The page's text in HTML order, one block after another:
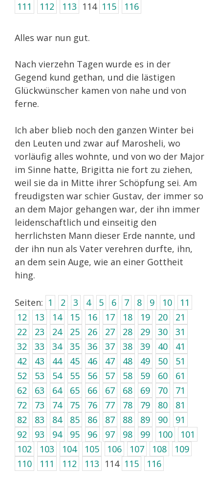
111
112 113 114 115 116
Alles war nun gut.
Nach vierzehn Tagen wurde es in der
Gegend kund gethan, und die lästigen
Glückwünscher kamen von nahe und von
ferne.
Ich aber blieb noch den ganzen Winter bei
den Leuten und zwar auf Marosheli, wo
vorläufig alles wohnte, und von wo der Major
im Sinne hatte, Brigitta nie fort zu ziehen,
weil sie da in Mitte ihrer Schöpfung sei. Am
freudigsten war schier Gustav, der immer so
an dem Major gehangen war, der ihn immer
leidenschaftlich und einseitig den
herrlichsten Mann dieser Erde nannte, und
der ihn nun als Vater verehren durfte, ihn,
an dem sein Auge, wie an einer Gottheit
hing.
Seiten: 1 2 3 4 5 6 7 8 9 10
11
12
13 14 15 16 17 18 19 20
21
22
23 24 25 26 27 28 29 30
31
32
33 34 35 36 37 38 39 40
41
42
43 44 45 46 47 48 49 50
51
52
53 54 55 56 57 58 59 60
61
62
63 64 65 66 67 68 69 70
71
72
73 74 75 76 77 78 79 80
81
82
83 84 85 86 87 88 89 90
91
92
93 94 95 96 97 98 99 100
101
102
103 104 105 106 107 108
109
110
111 112 113 114 115 116